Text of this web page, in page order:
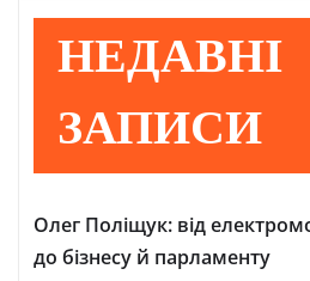
НЕДАВНІ
ЗАПИСИ
Олег Поліщук: від
до бізнесу й парламенту